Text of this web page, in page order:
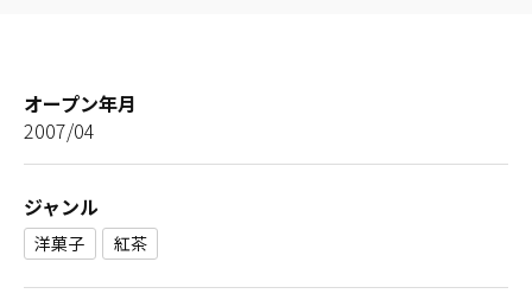
オープン年月
2007/04
ジャンル
洋菓子 紅茶